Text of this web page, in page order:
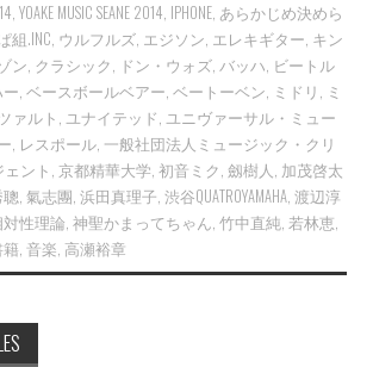
,YOAKE MUSIC SEANE 2014, IPHONE, あらかじめ決めら
組.INC, ウルフルズ, エジソン, エレキギター, キン
ン, クラシック, ドン・ウォズ,バッハ, ビートル
,ベースボールベアー,ベートーベン, ミドリ , ミ
ァルト ,ユナイテッド,ユニヴァーサル・ミュー
, レスポール, 一般社団法人ミュージック・クリ
ント ,京都精華大学,初音ミク,劔樹人, 加茂啓太
,氣志團,浜田真理子,渋谷QUATROYAMAHA,渡辺淳
対性理論,神聖かまってちゃん,竹中直純,若林恵,
,音楽,高瀬裕章